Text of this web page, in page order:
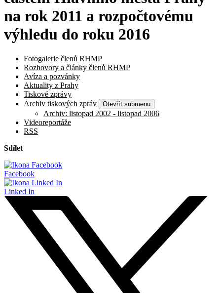
na rok 2011 a rozpočtovému
výhledu do roku 2016
Fotogalerie členů RHMP
Rozhovory a články členů RHMP
Avíza a pozvánky
Aktuality z Prahy
Tiskové zprávy
Archiv tiskových zpráv
Otevřít submenu
Archiv: listopad 2002 - listopad 2006
Videoreportáže
RSS
Sdílet
Facebook
Linked In